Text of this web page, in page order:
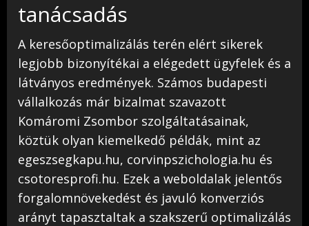
tanácsadás
A keresőoptimalizálás terén elért sikerek
legjobb bizonyítékai a elégedett ügyfelek és a
látványos eredmények. Számos budapesti
vállalkozás már bizalmat szavazott
Komáromi Zsombor szolgáltatásainak,
köztük olyan kiemelkedő példák, mint az
egeszsegkapu.hu, corvinpszichologia.hu és
csotoresprofi.hu. Ezek a weboldalak jelentős
forgalomnövekedést és javuló konverziós
arányt tapasztaltak a szakszerű optimalizálás